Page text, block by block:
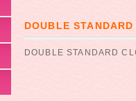
DOUBLE
DOUBLE STANDARD